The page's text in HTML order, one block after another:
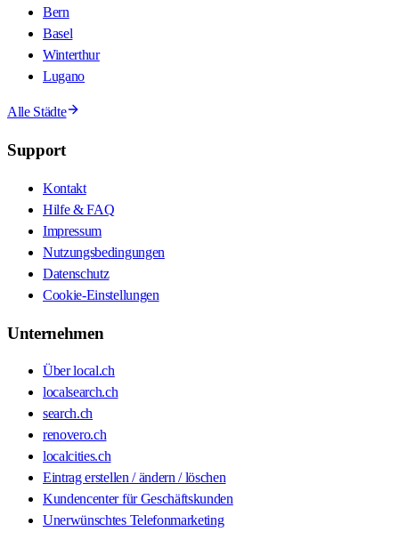
Bern
Basel
Winterthur
Lugano
Alle Städte
Support
Kontakt
Hilfe & FAQ
Impressum
Nutzungsbedingungen
Datenschutz
Cookie-Einstellungen
Unternehmen
Über local.ch
localsearch.ch
search.ch
renovero.ch
localcities.ch
Eintrag erstellen / ändern / löschen
Kundencenter für Geschäftskunden
Unerwünschtes Telefonmarketing